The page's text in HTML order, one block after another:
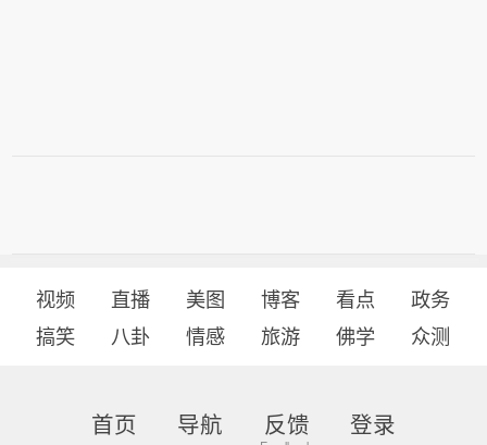
视频 直播 美图 博客 看点
政务
搞笑
八卦 情感 旅游 佛学 众测
首页 导航 反馈 登录